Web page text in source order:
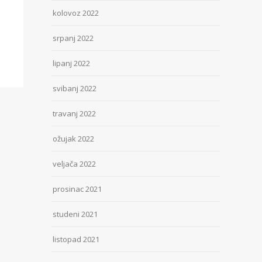
kolovoz 2022
srpanj 2022
lipanj 2022
svibanj 2022
travanj 2022
ožujak 2022
veljača 2022
prosinac 2021
studeni 2021
listopad 2021